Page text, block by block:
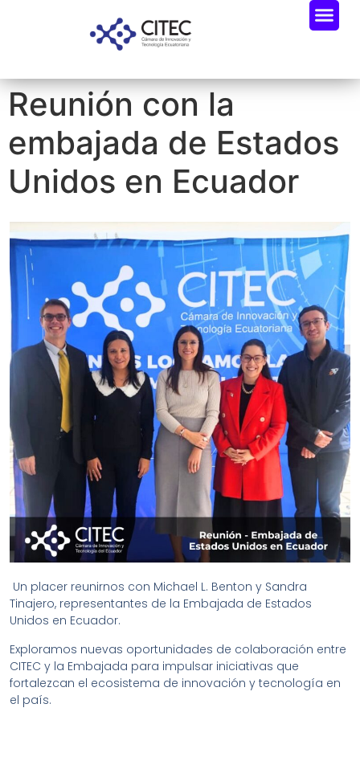
Reunión con la
embajada de Estados
Unidos en Ecuador
Un placer reunirnos con Michael L. Benton y Sandra
Tinajero, representantes de la Embajada de Estados
Unidos en Ecuador.
Exploramos nuevas oportunidades de colaboración entre
CITEC y la Embajada para impulsar iniciativas que
fortalezcan el ecosistema de innovación y tecnología en
el país.